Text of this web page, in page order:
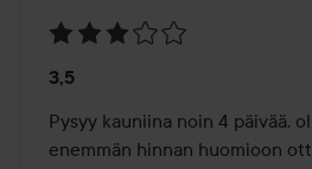
3
/
5
3,5
Pysyy kauniina noin 4 päivää,
enemmän hinnan huomioon